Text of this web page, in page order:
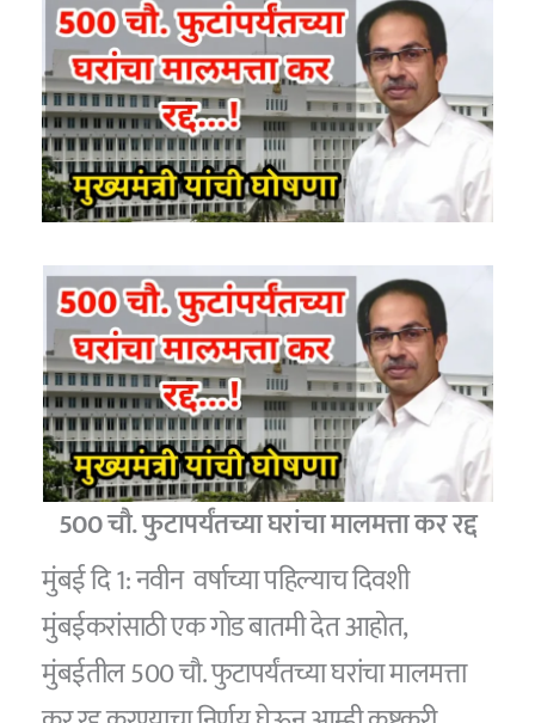
500 चौ. फुटापर्यंतच्या घरांचा मालमत्ता कर रद्द
मुंबई दि 1: नवीन वर्षाच्या पहिल्याच दिवशी
मुंबईकरांसाठी एक गोड बातमी देत आहोत,
मुंबईतील 500 चौ. फुटापर्यंतच्या घरांचा मालमत्ता